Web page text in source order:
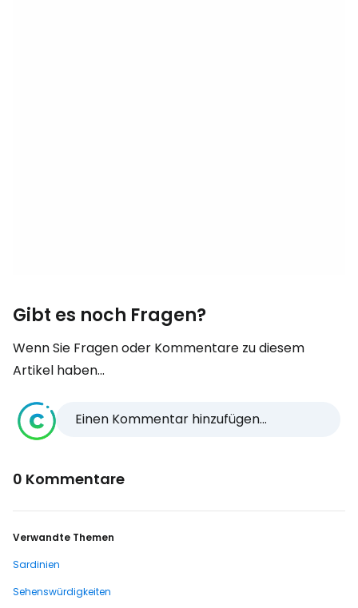
Gibt es noch Fragen?
Wenn Sie Fragen oder Kommentare zu diesem
Artikel haben...
Einen Kommentar hinzufügen...
0 Kommentare
Verwandte Themen
Sardinien
Sehenswürdigkeiten